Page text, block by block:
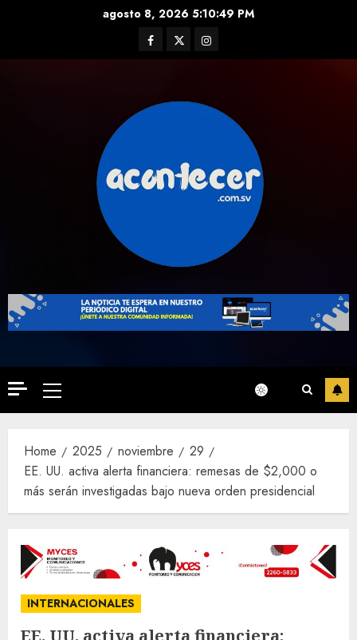
agosto 8, 2026 5:10:50 PM
Facebook
TwitterInstagram
Primary
Menu
Home 2025 noviembre
29
EE. UU. activa alerta financiera: remesas de $2,000 o
más serán investigadas bajo nueva orden presidencial
INTERNACIONALES